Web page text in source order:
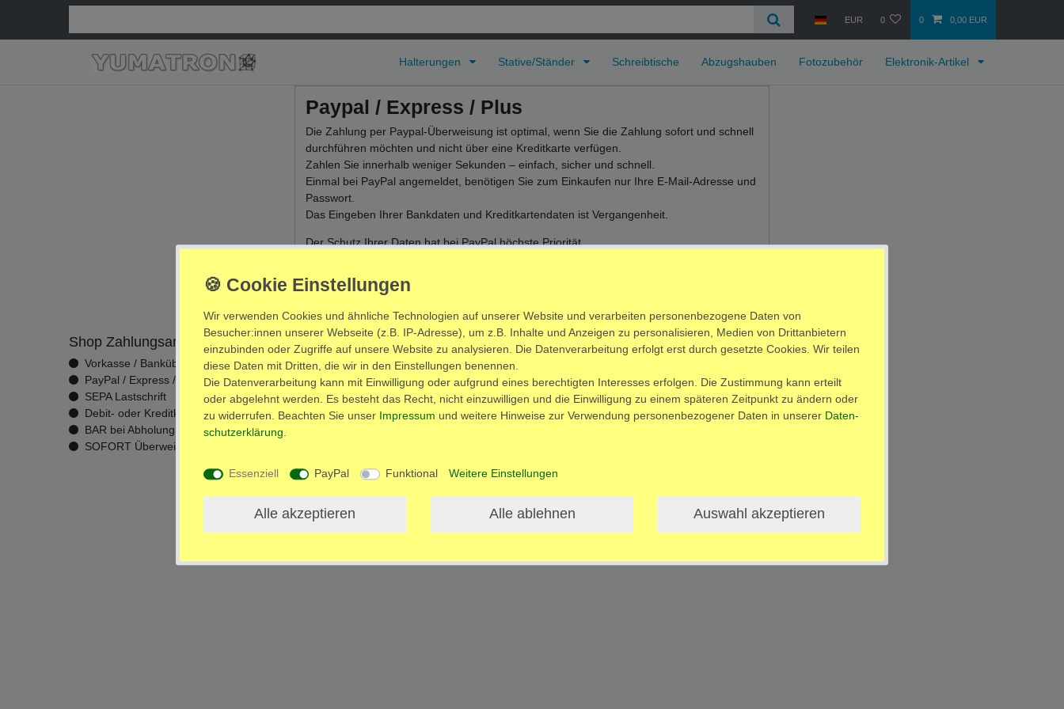
EUR 0 0 0,00 EUR
Halterungen Stative/Ständer Schreibtische Abzugshauben Fotozubehör Elektronik-Artikel
Paypal / Express / Plus
Die Zahlung per Paypal-Überweisung ist optimal, wenn Sie die Zahlung sofort und schnell
durchführen möchten und nicht über eine Kreditkarte verfügen.
Zahlen Sie innerhalb weniger Sekunden – einfach, sicher und schnell.
Einmal bei PayPal angemeldet, benötigen Sie zum Einkaufen nur Ihre E-Mail-Adresse und
Passwort.
Das Eingeben Ihrer Bankdaten und Kreditkartendaten ist Vergangenheit.
Der Schutz Ihrer Daten hat bei PayPal höchste Priorität.
Bei Einkäufen verwenden Sie nur Ihre PayPal-Daten.
Wir verwenden Cookies und ähnliche Technologien auf unserer Website und verarbeiten personenbezogene Daten von
Besucher:innen unserer Webseite (z.B. IP-Adresse), um z.B. Inhalte und Anzeigen zu personalisieren, Medien von Drittanbietern
einzubinden oder Zugriffe auf unsere Website zu analysieren. Die Datenverarbeitung erfolgt erst durch gesetzte Cookies. Wir teilen
diese Daten mit Dritten, die wir in den Einstellungen benennen.
Die Datenverarbeitung kann mit Einwilligung oder aufgrund eines berechtigten Interesses erfolgen. Die Zustimmung kann erteilt
oder abgelehnt werden. Es besteht das Recht, nicht einzuwilligen und die Einwilligung zu einem späteren Zeitpunkt zu ändern oder
zu widerrufen. Beachten Sie unser Impressum und weitere Hinweise zur Verwendung personenbezogener Daten in unserer Daten­
schutz­erklärung
Essenziell PayPal Funktional Weitere Einstellungen
Alle akzeptieren Alle ablehnen Auswahl akzeptieren
Shop Zahlungsarten
Vorkasse / Banküberweisung
PayPal / Express / Plus
SEPA Lastschrift
Debit- oder Kreditkarte
BAR bei Abholung
SOFORT Überweisung
Versand Info
Versand